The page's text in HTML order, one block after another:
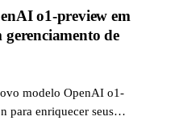
o1-preview em
de
modelo OpenAI o1-
para enriquecer seus